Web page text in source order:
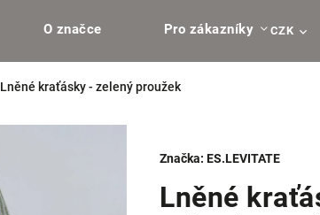
CZK
O značce Pro zákazníky
Lněné kraťásky - zelený proužek
Lněné
Značka:ES.LEVITATE